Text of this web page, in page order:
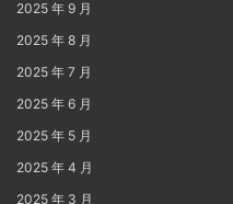
2025 年 9 月
2025 年 8 月
2025 年 7 月
2025 年 6 月
2025 年 5 月
2025 年 4 月
2025 年 3 月